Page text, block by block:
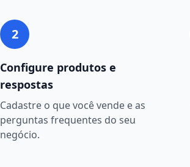
2
Configure produtos e
respostas
Cadastre o que você vende e as
perguntas frequentes do seu
negócio.